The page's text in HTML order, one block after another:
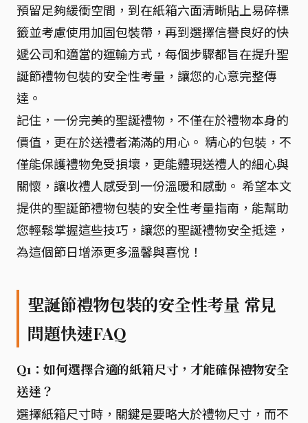
預留足夠緩衝空間，到在紙箱六面清晰貼上易碎標
籤並考慮使用加固包裝帶，再到選擇信譽良好的快
遞公司和適當的運輸方式，每個步驟都旨在提升聖
誕節禮物包裝的安全性考量，讓您的心意完整傳
達。
記住，一份完美的聖誕禮物，不僅在於禮物本身的
價值，更在於送禮者滿滿的用心。 精心的包裝，不
僅能保護禮物免受損壞，更能體現送禮人的細心與
關懷，讓收禮人感受到一份溫暖和感動。 希望本文
提供的聖誕節禮物包裝的安全性考量指南，能幫助
您輕鬆掌握這些技巧，讓您的聖誕禮物安全抵達，
為這個節日增添更多溫馨與喜悅！
聖誕節禮物包裝的安全性考量 常見
問題快速FAQ
Q1：如何選擇合適的紙箱尺寸，才能確保禮物安全
送達？
選擇紙箱尺寸時，關鍵是要略大於禮物尺寸，而不